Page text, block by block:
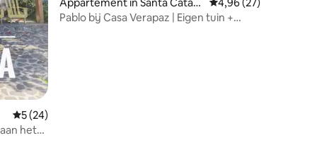
Gemiddelde beoordeling van 5 op 5, 24 recensies
5 (24)
het
na Palopó
Pablo bij Casa Verapaz | Eigen tuin +